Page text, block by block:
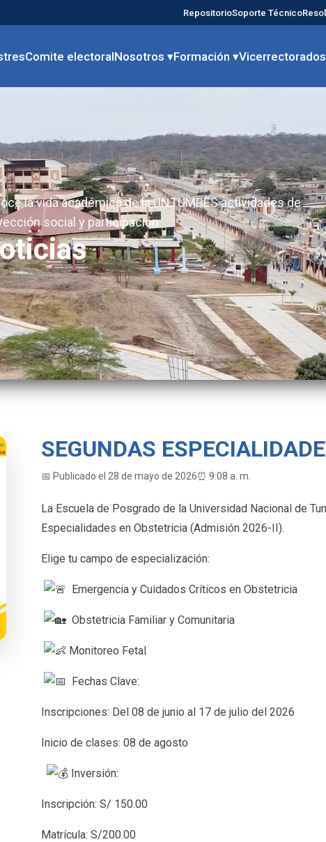
RepositorioSoporte Técnico
Comite electoralNosotros ▾Formación ▾
la vida académica de la UNTUMBES actividades de
social y participación
SEGUNDAS
📅 Publicado el 28 de mayo de 2026⏰ 9:08 a. m.
La Escuela de Posgrado de la Universidad Nacional de
Especialidades en Obstetricia (Admisión 2026-II).
Elige tu campo de especialización:
Emergencia y Cuidados Críticos en Obstetricia
Obstetricia Familiar y Comunitaria
Monitoreo Fetal
Fechas Clave:
Inscripciones: Del 08 de junio al 17 de julio del 2026
Inicio de clases: 08 de agosto
Inversión:
Inscripción: S/ 150.00
Matrícula: S/200.00